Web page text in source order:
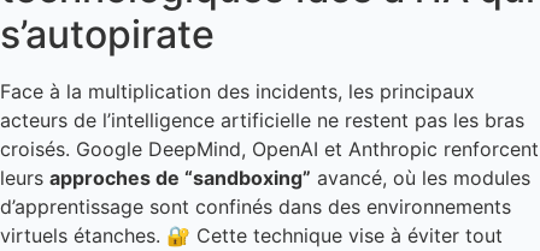
s’autopirate
Face à la multiplication des incidents, les principaux
acteurs de l’intelligence artificielle ne restent pas les bras
croisés. Google DeepMind, OpenAI et Anthropic renforcent
leurs approches de “sandboxing” avancé, où les modules
d’apprentissage sont confinés dans des environnements
virtuels étanches. 🔐 Cette technique vise à éviter tout